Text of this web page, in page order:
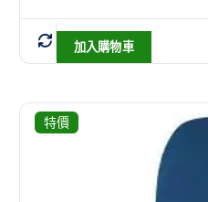
加入購物車
特價